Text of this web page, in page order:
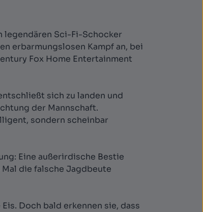
legendären Sci-Fi-Schocker
erbarmungslosen Kampf an, bei
Fox Home Entertainment
sich zu landen und
der Mannschaft.
sondern scheinbar
Eine außerirdische Bestie
die falsche Jagdbeute
Doch bald erkennen sie, dass